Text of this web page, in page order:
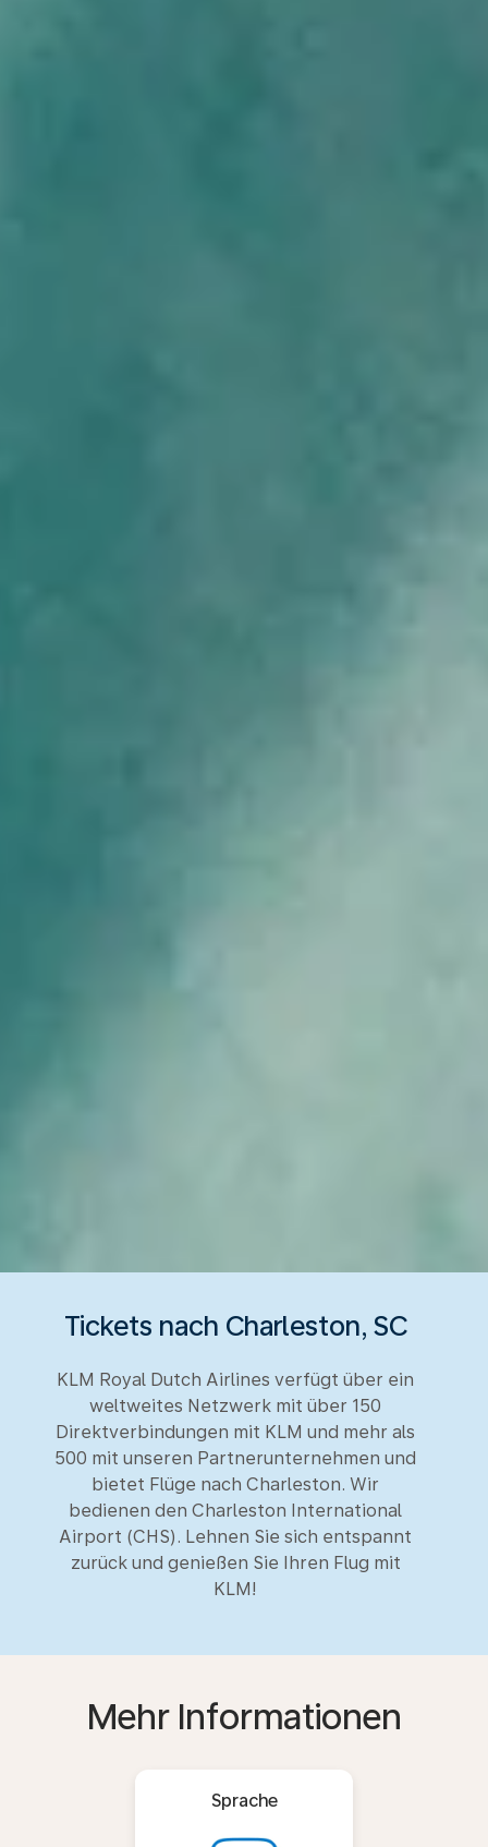
Tickets nach Charleston, SC
KLM Royal Dutch Airlines verfügt über ein
weltweites Netzwerk mit über 150
Direktverbindungen mit KLM und mehr als
500 mit unseren Partnerunternehmen und
bietet Flüge nach Charleston. Wir
bedienen den Charleston International
Airport (CHS). Lehnen Sie sich entspannt
zurück und genießen Sie Ihren Flug mit
KLM!
Mehr Informationen
Sprache